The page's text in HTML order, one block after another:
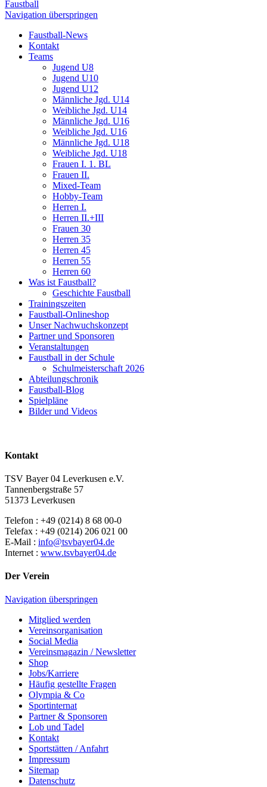
Faustball
Navigation überspringen
Faustball-News
Kontakt
Teams
Jugend U8
Jugend U10
Jugend U12
Männliche Jgd. U14
Weibliche Jgd. U14
Männliche Jgd. U16
Weibliche Jgd. U16
Männliche Jgd. U18
Weibliche Jgd. U18
Frauen I. 1. BL
Frauen II.
Mixed-Team
Hobby-Team
Herren I.
Herren II.+III
Frauen 30
Herren 35
Herren 45
Herren 55
Herren 60
Was ist Faustball?
Geschichte Faustball
Trainingszeiten
Faustball-Onlineshop
Unser Nachwuchskonzept
Partner und Sponsoren
Veranstaltungen
Faustball in der Schule
Schulmeisterschaft 2026
Abteilungschronik
Faustball-Blog
Spielpläne
Bilder und Videos
Kontakt
TSV Bayer 04 Leverkusen e.V.
Tannenbergstraße 57
51373 Leverkusen
Telefon : +49 (0214) 8 68 00-0
Telefax : +49 (0214) 206 021 00
E-Mail : info@tsvbayer04.de
Internet : www.tsvbayer04.de
Der Verein
Navigation überspringen
Mitglied werden
Vereinsorganisation
Social Media
Vereinsmagazin / Newsletter
Shop
Jobs/Karriere
Häufig gestellte Fragen
Olympia & Co
Sportinternat
Partner & Sponsoren
Lob und Tadel
Kontakt
Sportstätten / Anfahrt
Impressum
Sitemap
Datenschutz